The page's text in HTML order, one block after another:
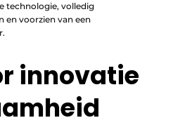
technologie, volledig
en voorzien van een
innovatie